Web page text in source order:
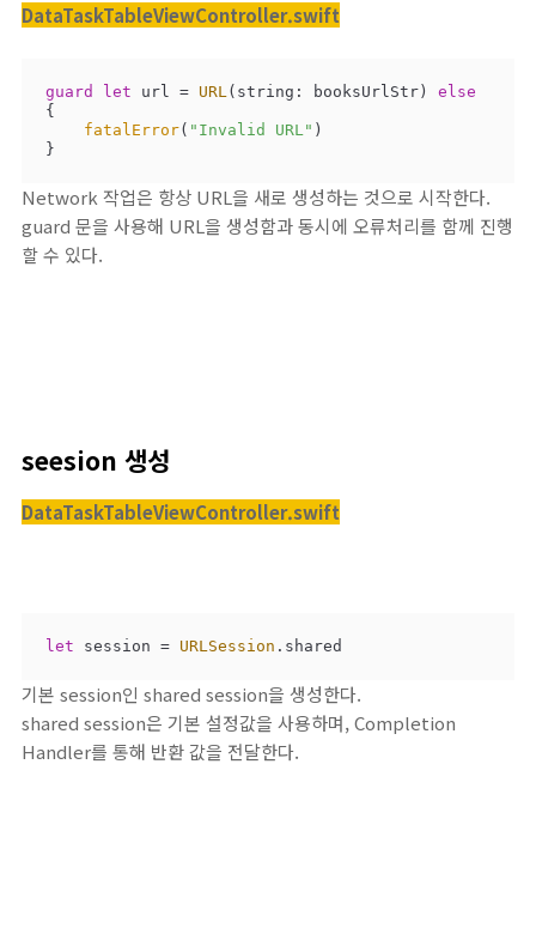
DataTaskTableViewController.swift
guard let url = URL(string: booksUrlStr) else
{
fatalError( "Invalid URL" )
}
Network 작업은 항상 URL을 새로 생성하는 것으로 시작한다.
guard 문을 사용해 URL을 생성함과 동시에 오류처리를 함께 진행
할 수 있다.
seesion 생성
DataTaskTableViewController.swift
let session = URLSession .shared
기본 session인 shared session을 생성한다.
shared session은 기본 설정값을 사용하며, Completion
Handler를 통해 반환 값을 전달한다.